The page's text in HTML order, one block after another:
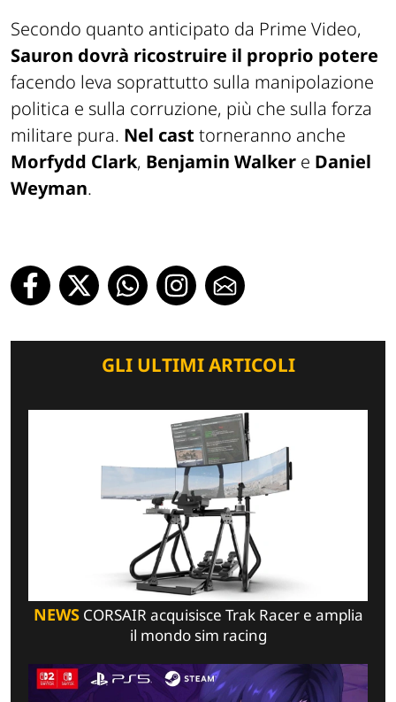
Secondo quanto anticipato da Prime Video,
Sauron dovrà ricostruire il proprio potere
facendo leva soprattutto sulla manipolazione
politica e sulla corruzione, più che sulla forza
militare pura. Nel cast torneranno anche
Morfydd Clark, Benjamin Walker e Daniel
Weyman.
GLI ULTIMI ARTICOLI
NEWSCORSAIR acquisisce Trak Racer e amplia
il mondo sim racing